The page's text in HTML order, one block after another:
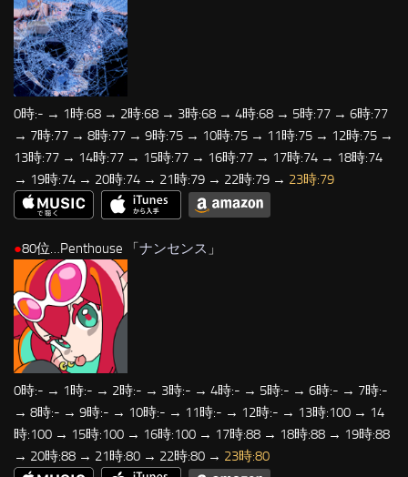
0時:- → 1時:68 → 2時:68 → 3時:68 → 4時:68 → 5時:77 → 6時:77
→ 7時:77 → 8時:77 → 9時:75 → 10時:75 → 11時:75 → 12時:75 →
13時:77 → 14時:77 → 15時:77 → 16時:77 → 17時:74 → 18時:74
→ 19時:74 → 20時:74 → 21時:79 → 22時:79 → 23時:79
●80位…Penthouse 「ナンセンス 」
0時:- → 1時:- → 2時:- → 3時:- → 4時:- → 5時:- → 6時:- → 7時:-
→ 8時:- → 9時:- → 10時:- → 11時:- → 12時:- → 13時:100 → 14
時:100 → 15時:100 → 16時:100 → 17時:88 → 18時:88 → 19時:88
→ 20時:88 → 21時:80 → 22時:80 → 23時:80